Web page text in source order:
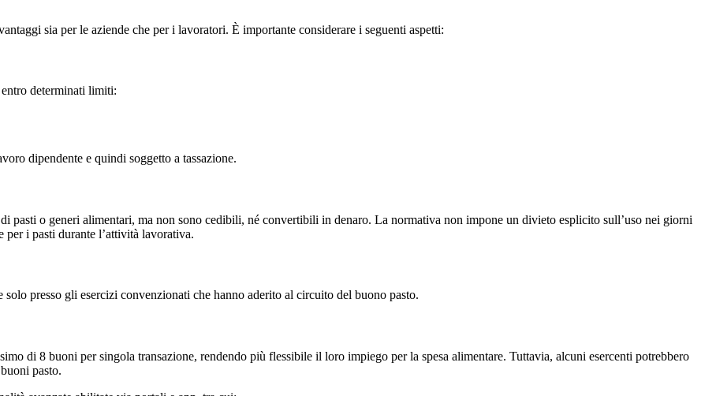
sia per le aziende che per i lavoratori. È importante considerare i seguenti aspetti:
determinati limiti:
dipendente e quindi soggetto a tassazione.
pasti o generi alimentari, ma non sono cedibili, né convertibili in denaro. La normativa non impone un divieto esplicito sull’uso nei giorni
i pasti durante l’attività lavorativa.
presso gli esercizi convenzionati che hanno aderito al circuito del buono pasto.
di 8 buoni per singola transazione, rendendo più flessibile il loro impiego per la spesa alimentare. Tuttavia, alcuni esercenti potrebbero
pasto.